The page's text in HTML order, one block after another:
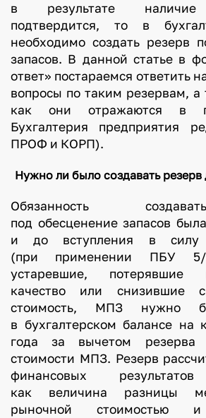
в результате наличие
подтвердится, то в
необходимо создать резерв
запасов. В данной статье в
ответ» постараемся ответить
вопросы по таким резервам, а
как они отражаются в
Бухгалтерия предприятия
ПРОФ и КОРП).
Нужно ли было создавать
Обязанность
под обесценение запасов
и до вступления в
(при применении ПБУ 5/
устаревшие, потерявшие
качество или снизившие
стоимость, МПЗ нужно
в бухгалтерском балансе на
года за вычетом резерва
стоимости МПЗ. Резерв
финансовых
как величина разницы
рыночной стоимостью и